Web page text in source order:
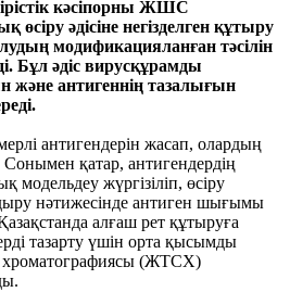
кәсіпорны ЖШС
әдісіне негізделген құтыру
модификацияланған тәсілін
Бұл әдіс вирусқұрамды
антигеннің тазалығын
антигендерін жасап, олардың
қатар, антигендердің
модельдеу жүргізіліп, өсіру
нәтижесінде антиген шығымы
алғаш рет құтыруға
тазарту үшін орта қысымды
хроматографиясы (ЖТСХ)